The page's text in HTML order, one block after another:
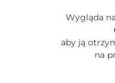
Wygląda
aby ją
na